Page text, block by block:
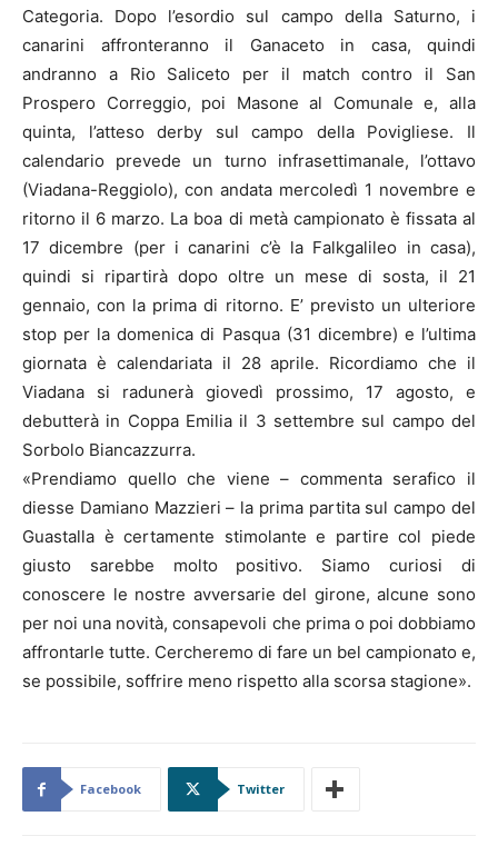
Categoria. Dopo l’esordio sul campo della Saturno, i
canarini affronteranno il Ganaceto in casa, quindi
andranno a Rio Saliceto per il match contro il San
Prospero Correggio, poi Masone al Comunale e, alla
quinta, l’atteso derby sul campo della Povigliese. Il
calendario prevede un turno infrasettimanale, l’ottavo
(Viadana-Reggiolo), con andata mercoledì 1 novembre e
ritorno il 6 marzo. La boa di metà campionato è fissata al
17 dicembre (per i canarini c’è la Falkgalileo in casa),
quindi si ripartirà dopo oltre un mese di sosta, il 21
gennaio, con la prima di ritorno. E’ previsto un ulteriore
stop per la domenica di Pasqua (31 dicembre) e l’ultima
giornata è calendariata il 28 aprile. Ricordiamo che il
Viadana si radunerà giovedì prossimo, 17 agosto, e
debutterà in Coppa Emilia il 3 settembre sul campo del
Sorbolo Biancazzurra.
«Prendiamo quello che viene – commenta serafico il
diesse Damiano Mazzieri – la prima partita sul campo del
Guastalla è certamente stimolante e partire col piede
giusto sarebbe molto positivo. Siamo curiosi di
conoscere le nostre avversarie del girone, alcune sono
per noi una novità, consapevoli che prima o poi dobbiamo
affrontarle tutte. Cercheremo di fare un bel campionato e,
se possibile, soffrire meno rispetto alla scorsa stagione».
Facebook Twitter